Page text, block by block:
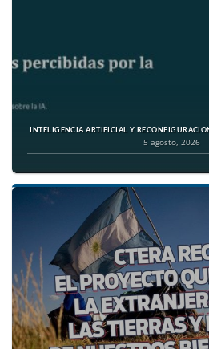
INTELIGENCIA ARTIFICIAL Y
5 agosto, 2026